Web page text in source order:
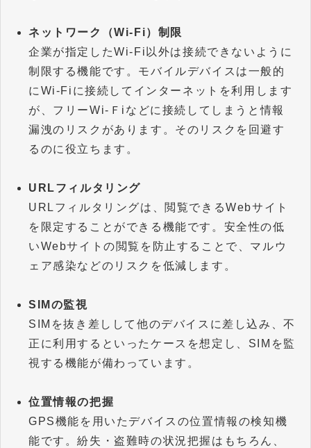
ネットワーク（Wi-Fi）制限
企業が指定したWi-Fi以外は接続できないように
制限する機能です。モバイルデバイスは一般的
にWi-Fiに接続してインターネットを利用します
が、フリーWi-Ｆiなどに接続してしまうと情報
漏洩のリスクがあります。そのリスクを回避す
るのに役立ちます。
URLフィルタリング
URLフィルタリングは、閲覧できるWebサイト
を限定することができる機能です。安全性の低
いWebサイトの閲覧を防止することで、マルウ
ェア感染などのリスクを低減します。
SIMの監視
SIMを抜き差しして他のデバイスに差し込み、不
正に利用するといったケースを想定し、SIMを監
視する機能が備わっています。
位置情報の把握
GPS機能を用いたデバイスの位置情報の検知機
能です。紛失・盗難時の状況把握はもちろん、